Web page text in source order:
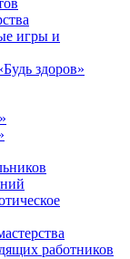
игры и
здоров»
работников